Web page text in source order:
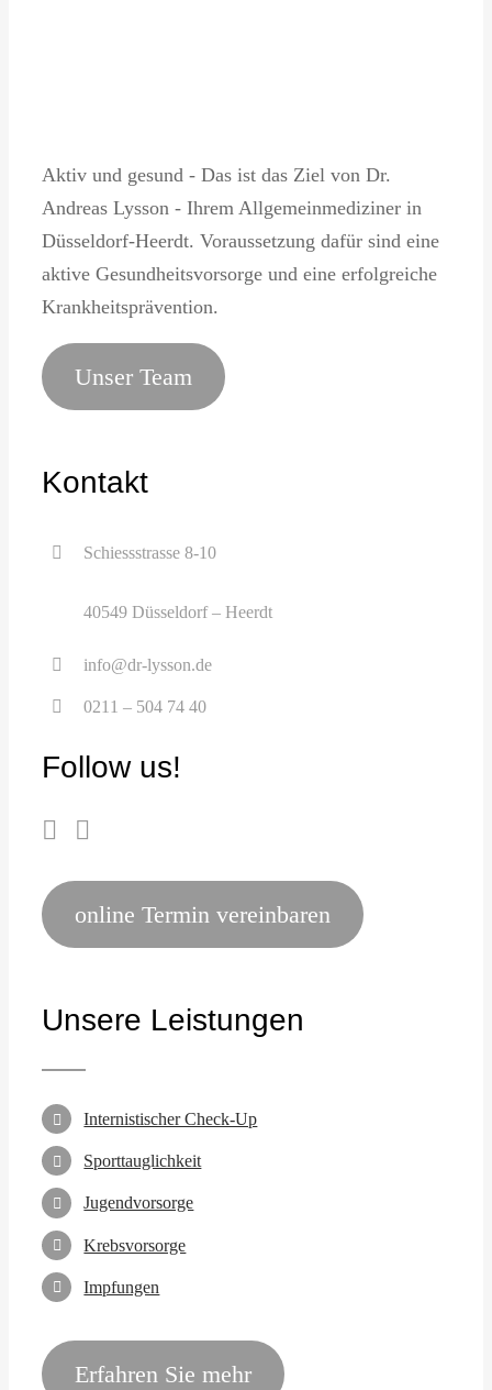
Aktiv und gesund - Das ist das Ziel von Dr.
Andreas Lysson - Ihrem Allgemeinmediziner in
Düsseldorf-Heerdt. Voraussetzung dafür sind eine
aktive Gesundheitsvorsorge und eine erfolgreiche
Krankheitsprävention.
Unser Team
Kontakt
Schiessstrasse 8-10
40549 Düsseldorf – Heerdt
info@dr-lysson.de
0211 – 504 74 40
Follow us!
online Termin vereinbaren
Unsere Leistungen
Internistischer Check-Up
Sporttauglichkeit
Jugendvorsorge
Krebsvorsorge
Impfungen
Erfahren Sie mehr